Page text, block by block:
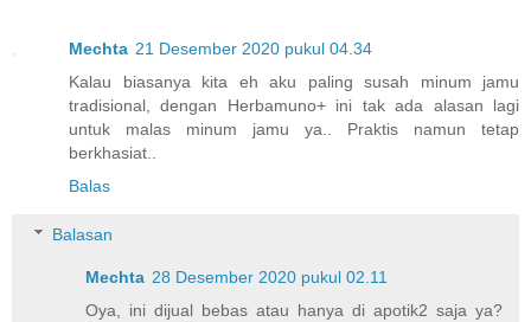
Mechta 21 Desember 2020 pukul 04.34
Kalau biasanya kita eh aku paling susah minum jamu
tradisional, dengan Herbamuno+ ini tak ada alasan lagi
untuk malas minum jamu ya.. Praktis namun tetap
berkhasiat..
Balas
Balasan
Mechta 28 Desember 2020 pukul 02.11
Oya, ini dijual bebas atau hanya di apotik2 saja ya?